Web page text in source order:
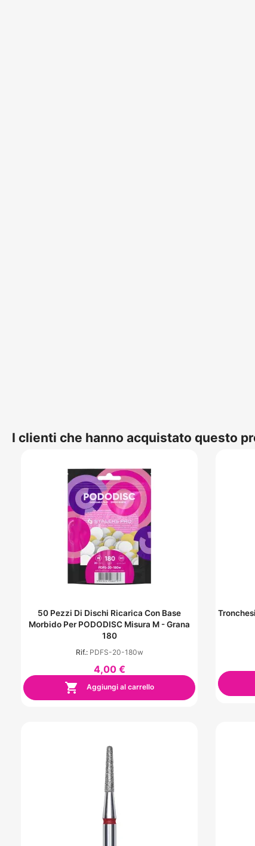
I clienti che hanno acquistato questo
50 Pezzi Di Dischi Ricarica Con Base
Morbido Per PODODISC Misura M - Grana
180
Rif.: PDFS-20-180w
4,00 €
 Aggiungi al carrello